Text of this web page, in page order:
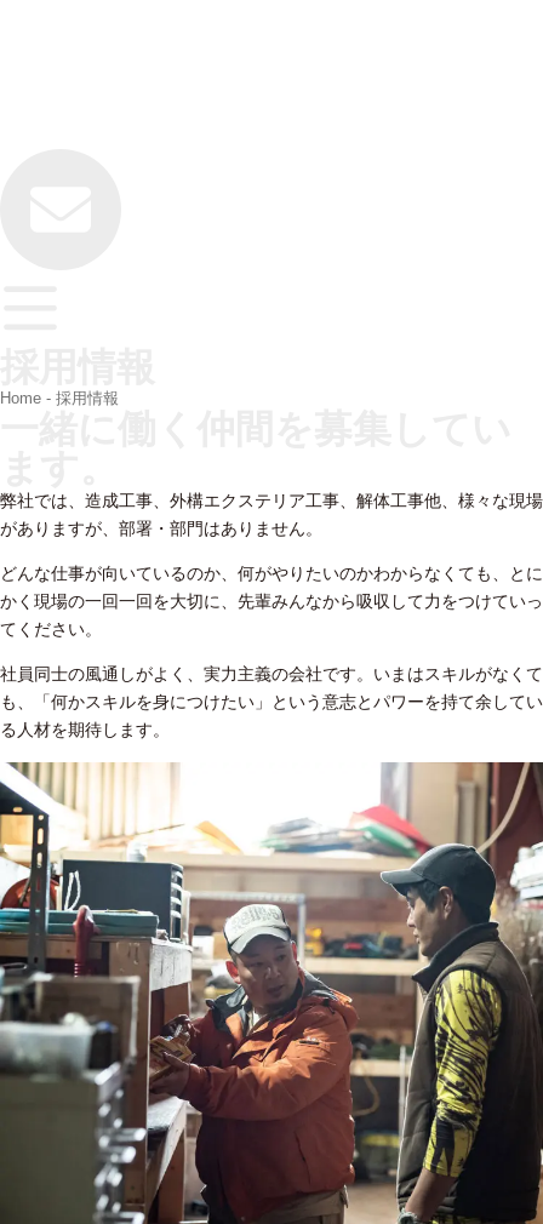
Home - 採用情報
弊社では、造成工事、外構エクステリア工事、解体工事他、様々な現場
がありますが、部署・部門はありません。
どんな仕事が向いているのか、何がやりたいのかわからなくても、とに
かく現場の一回一回を大切に、先輩みんなから吸収して力をつけていっ
てください。
社員同士の風通しがよく、実力主義の会社です。いまはスキルがなくて
も、「何かスキルを身につけたい」という意志とパワーを持て余してい
る人材を期待します。